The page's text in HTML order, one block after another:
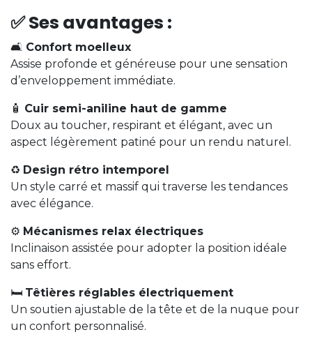
✅Ses avantages :
🛋️ Confort moelleux
Assise profonde et généreuse pour une sensation
d’enveloppement immédiate.
🧴 Cuir semi-aniline haut de gamme
Doux au toucher, respirant et élégant, avec un
aspect légèrement patiné pour un rendu naturel.
♻️ Design rétro intemporel
Un style carré et massif qui traverse les tendances
avec élégance.
⚙️ Mécanismes relax électriques
Inclinaison assistée pour adopter la position idéale
sans effort.
🛏️ Têtières réglables électriquement
Un soutien ajustable de la tête et de la nuque pour
un confort personnalisé.